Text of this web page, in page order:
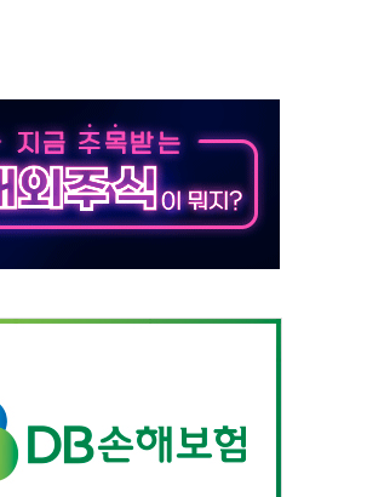
대로 목소리 내야"
채 발견
서 신경전 고조